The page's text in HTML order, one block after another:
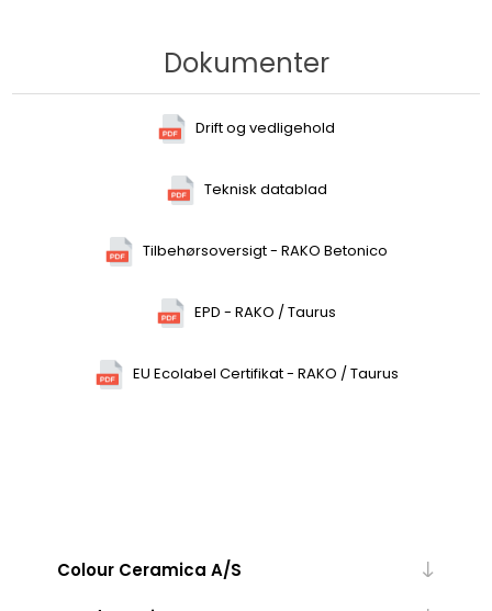
Dokumenter
Drift og vedligehold
Teknisk datablad
Tilbehørsoversigt - RAKO Betonico
EPD - RAKO / Taurus
EU Ecolabel Certifikat - RAKO / Taurus
Colour Ceramica A/S